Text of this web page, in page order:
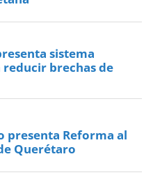
sistema
brechas de
presenta Reforma al
Querétaro